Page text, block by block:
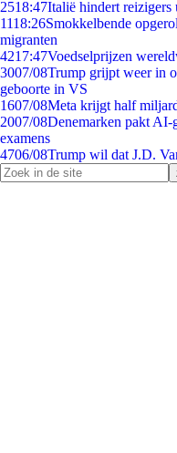
2518:47Italië hindert reizigers
1118:26Smokkelbende
migranten
4217:47Voedselprijzen
3007/08Trump grijpt weer in
geboorte in VS
1607/08Meta krijgt half
2007/08Denemarken pakt AI-
examens
4706/08Trump wil dat J.D.